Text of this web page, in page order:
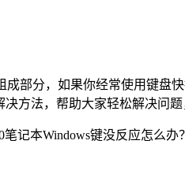
分，如果你经常使用键盘
法，帮助大家轻松解决问题